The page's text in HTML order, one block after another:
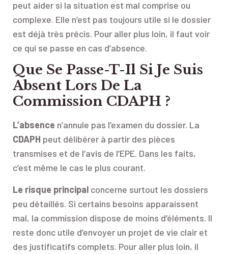
peut aider si la situation est mal comprise ou
complexe. Elle n’est pas toujours utile si le dossier
est déjà très précis. Pour aller plus loin, il faut voir
ce qui se passe en cas d’absence.
Que Se Passe-T-Il Si Je Suis
Absent Lors De La
Commission CDAPH ?
L’absence n’annule pas l’examen du dossier. La
CDAPH peut délibérer à partir des pièces
transmises et de l’avis de l’EPE. Dans les faits,
c’est même le cas le plus courant.
Le risque principal concerne surtout les dossiers
peu détaillés. Si certains besoins apparaissent
mal, la commission dispose de moins d’éléments. Il
reste donc utile d’envoyer un projet de vie clair et
des justificatifs complets. Pour aller plus loin, il